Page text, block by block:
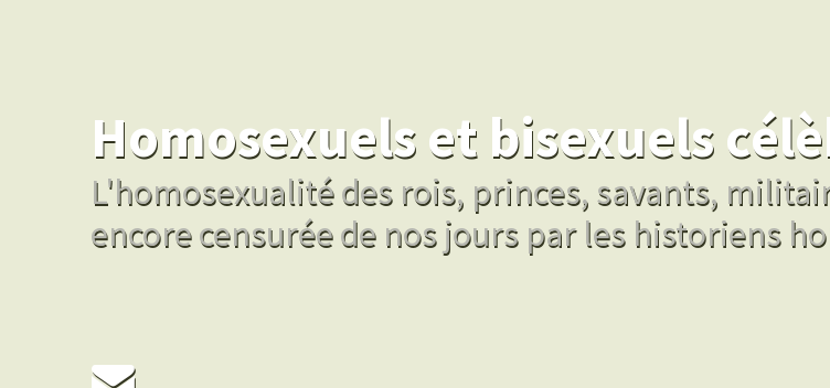
Homosexuels et bisexuels
L'homosexualité des rois, princes, savants,
encore censurée de nos jours par les historiens